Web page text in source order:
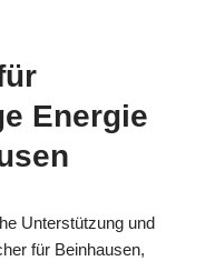
Energie
Unterstützung und
für Beinhausen,